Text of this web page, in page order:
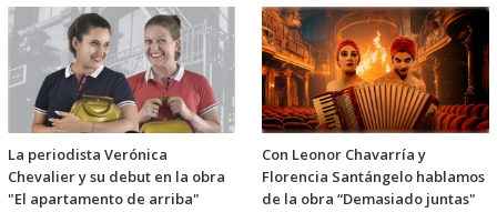
La periodista Verónica
Chevalier y su debut en la obra
"El apartamento de arriba"
Con Leonor Chavarría y
Florencia Santángelo hablamos
de la obra “Demasiado juntas"